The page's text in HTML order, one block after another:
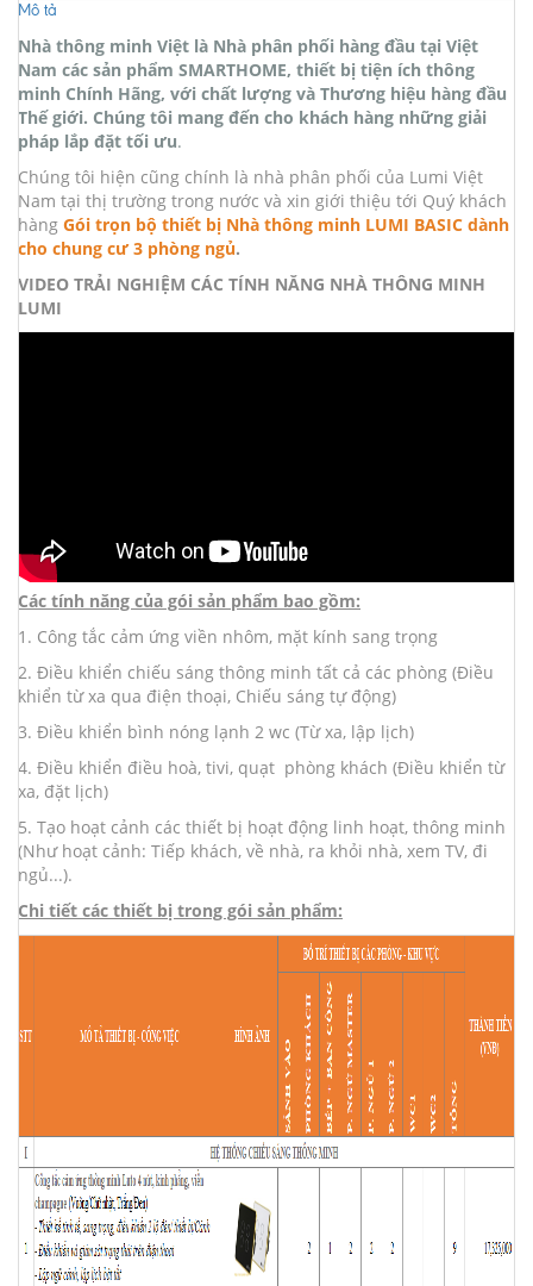
Mô tả
Nhà thông minh Việt là Nhà phân phối hàng đầu tại Việt
Nam các sản phẩm SMARTHOME, thiết bị tiện ích thông
minh Chính Hãng, với chất lượng và Thương hiệu hàng đầu
Thế giới. Chúng tôi mang đến cho khách hàng những giải
pháp lắp đặt tối ưu.
Chúng tôi hiện cũng chính là nhà phân phối của Lumi Việt
Nam tại thị trường trong nước và xin giới thiệu tới Quý khách
hàng Gói trọn bộ thiết bị Nhà thông minh LUMI BASIC dành
cho chung cư 3 phòng ngủ.
VIDEO TRẢI NGHIỆM CÁC TÍNH NĂNG NHÀ THÔNG MINH
LUMI
Các tính năng của gói sản phẩm bao gồm:
1. Công tắc cảm ứng viền nhôm, mặt kính sang trọng
2. Điều khiển chiếu sáng thông minh tất cả các phòng (Điều
khiển từ xa qua điện thoại, Chiếu sáng tự động)
3. Điều khiển bình nóng lạnh 2 wc (Từ xa, lập lịch)
4. Điều khiển điều hoà, tivi, quạt phòng khách (Điều khiển từ
xa, đặt lịch)
5. Tạo hoạt cảnh các thiết bị hoạt động linh hoạt, thông minh
(Như hoạt cảnh: Tiếp khách, về nhà, ra khỏi nhà, xem TV, đi
ngủ...).
Chi tiết các thiết bị trong gói sản phẩm: